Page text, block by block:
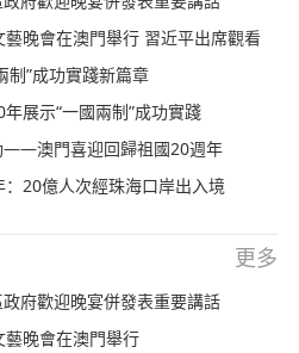
晚會在澳門舉行 習近平出席觀看
制”成功實踐新篇章
展示“一國兩制”成功實踐
——澳門喜迎回歸祖國20週年
20億人次經珠海口岸出入境
更多
府歡迎晚宴併發表重要講話
晚會在澳門舉行